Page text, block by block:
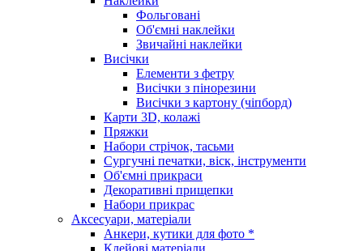
Фольговані
Об'ємні наклейки
Звичайні наклейки
Висічки
Елементи з фетру
Висічки з пінорезини
Висічки з картону (чіпборд)
Карти 3D, колажі
Пряжки
Набори стрічок, тасьми
Сургучні печатки, віск, інструменти
Об'ємні прикраси
Декоративні прищепки
Набори прикрас
Аксесуари, матеріали
Анкери, кутики для фото *
Клейові матеріали